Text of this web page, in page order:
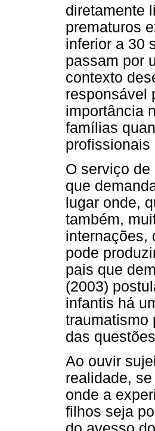
diretamente
prematuros
inferior a 30
passam por
contexto
responsável
importância
famílias
profissionais
O serviço
que
lugar onde,
também,
internações,
pode
pais que
(2003)
infantis há
traumatismo
das
Ao ouvir
realidade,
onde a
filhos seja